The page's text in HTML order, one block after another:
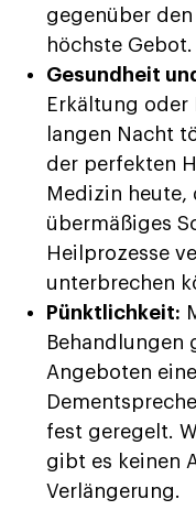
gegenüber
höchste Gebot.
Gesundheit
Erkältung oder
langen Nacht
der perfekten
Medizin heute,
übermäßiges
Heilprozesse
unterbrechen
Pünktlichkeit:
Behandlungen
Angeboten
fest geregelt.
gibt es keinen
Verlängerung.